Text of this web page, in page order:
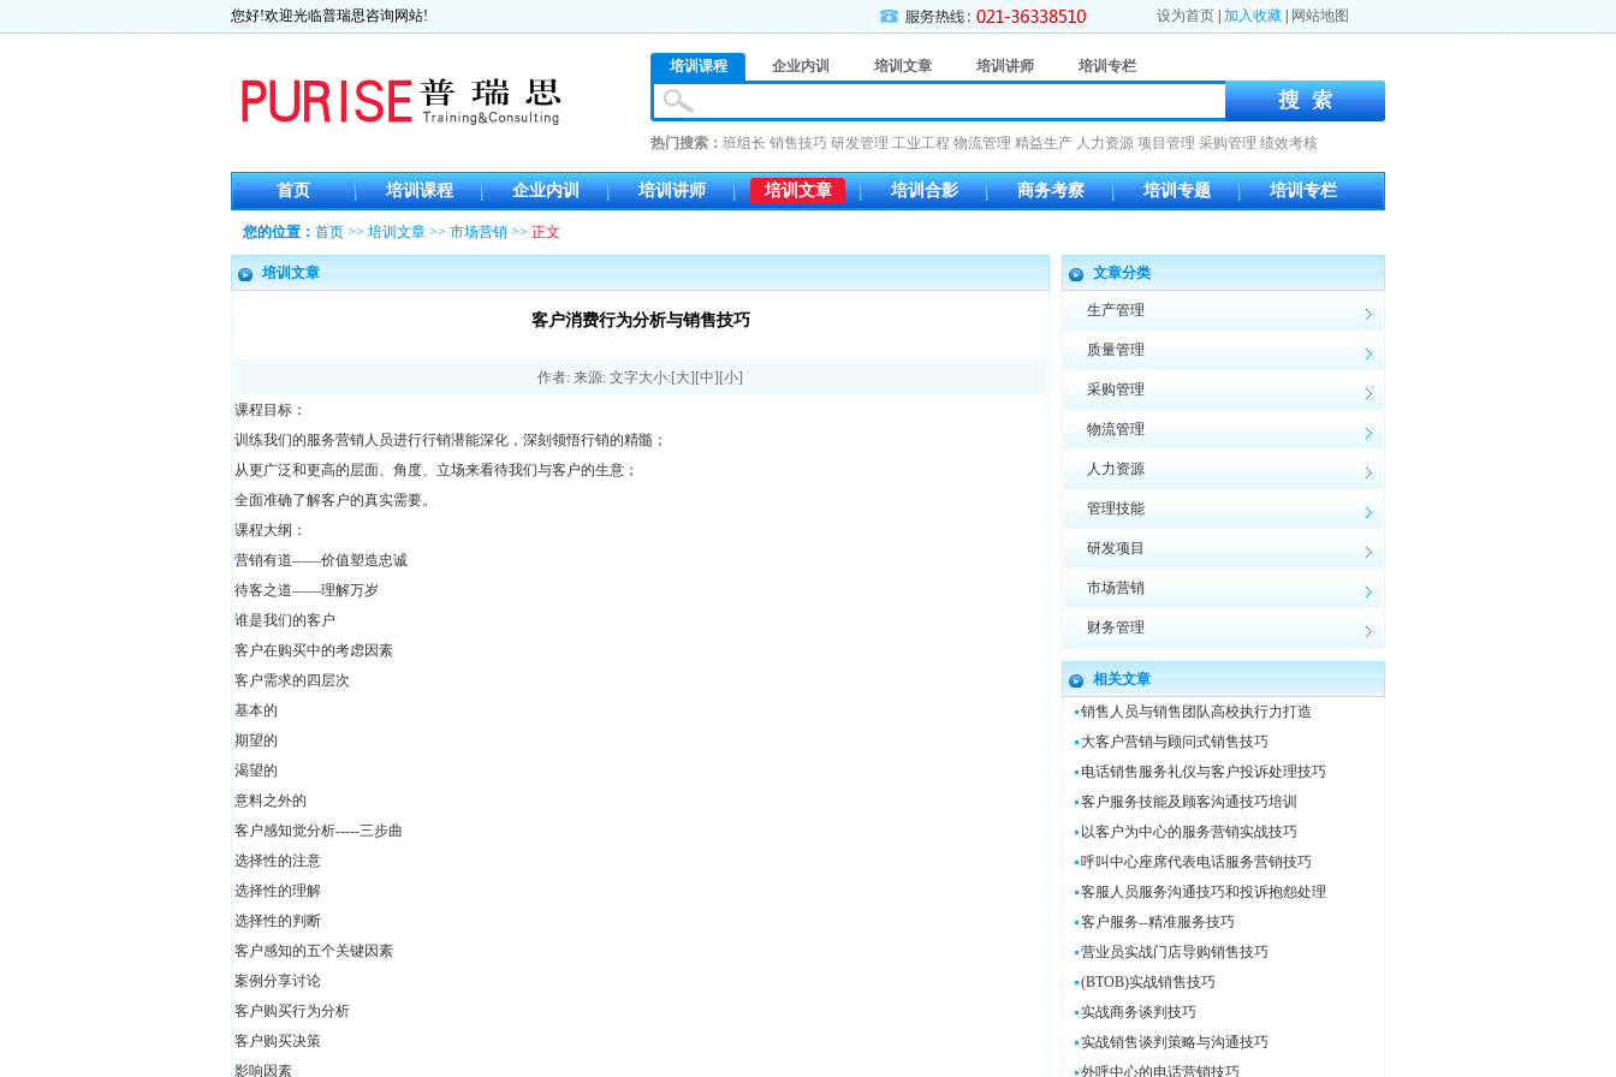
您好!欢迎光临普瑞思咨询网站! 设为首页 加入收藏 网站地图
培训课程 企业内训 培训文章 培训讲师 培训专栏
热门搜索： 班组长 销售技巧 研发管理 工业工程 物流管理 精益生产 人力资源 项目管理 采购管理 绩效考核
首页 培训课程 企业内训 培训讲师 培训文章 培训合影 商务考察 培训专题 培训专栏
您的位置： 首页 >> 培训文章 >> 市场营销 >> 正文
培训文章
客户消费行为分析与销售技巧
作者: 来源: 文字大小:[大][中][小]
课程目标：
训练我们的服务营销人员进行行销潜能深化，深刻领悟行销的精髓；
从更广泛和更高的层面、角度、立场来看待我们与客户的生意；
全面准确了解客户的真实需要。
课程大纲：
营销有道——价值塑造忠诚
待客之道——理解万岁
谁是我们的客户
客户在购买中的考虑因素
客户需求的四层次
基本的
期望的
渴望的
意料之外的
客户感知觉分析-----三步曲
选择性的注意
选择性的理解
选择性的判断
客户感知的五个关键因素
案例分享讨论
客户购买行为分析
客户购买决策
影响因素
文章分类
生产管理
质量管理
采购管理
物流管理
人力资源
管理技能
研发项目
市场营销
财务管理
相关文章
销售人员与销售团队高校执行力打造
大客户营销与顾问式销售技巧
电话销售服务礼仪与客户投诉处理技巧
客户服务技能及顾客沟通技巧培训
以客户为中心的服务营销实战技巧
呼叫中心座席代表电话服务营销技巧
客服人员服务沟通技巧和投诉抱怨处理
客户服务--精准服务技巧
营业员实战门店导购销售技巧
(BTOB)实战销售技巧
实战商务谈判技巧
实战销售谈判策略与沟通技巧
外呼中心的电话营销技巧